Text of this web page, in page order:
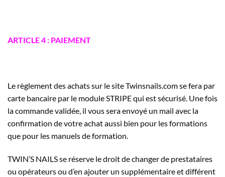
ARTICLE 4 : PAIEMENT
Le règlement des achats sur le site Twinsnails.com se fera par
carte bancaire par le module STRIPE qui est sécurisé. Une fois
la commande validée, il vous sera envoyé un mail avec la
confirmation de votre achat aussi bien pour les formations
que pour les manuels de formation.
TWIN’S NAILS se réserve le droit de changer de prestataires
ou opérateurs ou d’en ajouter un supplémentaire et différent